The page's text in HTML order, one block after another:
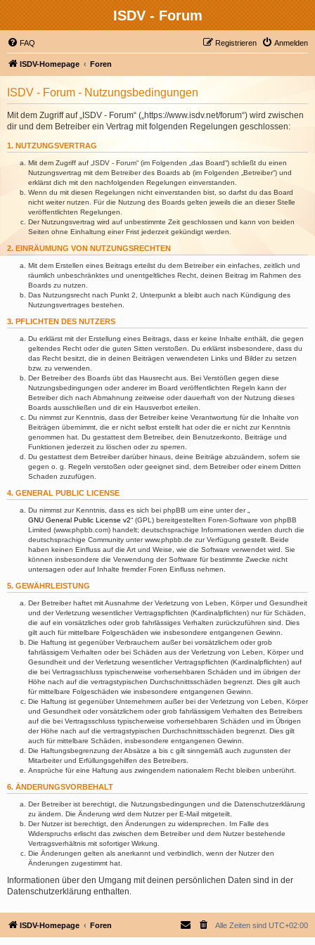
ISDV - Forum
FAQ Anmelden
Registrieren
ISDV-Homepage Foren
ISDV - Forum - Nutzungsbedingungen
Mit dem Zugriff auf „ISDV - Forum“ („https://www.isdv.net/forum“) wird zwischen
dir und dem Betreiber ein Vertrag mit folgenden Regelungen geschlossen:
1. NUTZUNGSVERTRAG
Mit dem Zugriff auf „ISDV - Forum“ (im Folgenden „das Board“) schließt du einen
Nutzungsvertrag mit dem Betreiber des Boards ab (im Folgenden „Betreiber“) und
erklärst dich mit den nachfolgenden Regelungen einverstanden.
Wenn du mit diesen Regelungen nicht einverstanden bist, so darfst du das Board
nicht weiter nutzen. Für die Nutzung des Boards gelten jeweils die an dieser Stelle
veröffentlichten Regelungen.
Der Nutzungsvertrag wird auf unbestimmte Zeit geschlossen und kann von beiden
Seiten ohne Einhaltung einer Frist jederzeit gekündigt werden.
2. EINRÄUMUNG VON NUTZUNGSRECHTEN
Mit dem Erstellen eines Beitrags erteilst du dem Betreiber ein einfaches, zeitlich und
räumlich unbeschränktes und unentgeltliches Recht, deinen Beitrag im Rahmen des
Boards zu nutzen.
Das Nutzungsrecht nach Punkt 2, Unterpunkt a bleibt auch nach Kündigung des
Nutzungsvertrages bestehen.
3. PFLICHTEN DES NUTZERS
Du erklärst mit der Erstellung eines Beitrags, dass er keine Inhalte enthält, die gegen
geltendes Recht oder die guten Sitten verstoßen. Du erklärst insbesondere, dass du
das Recht besitzt, die in deinen Beiträgen verwendeten Links und Bilder zu setzen
bzw. zu verwenden.
Der Betreiber des Boards übt das Hausrecht aus. Bei Verstößen gegen diese
Nutzungsbedingungen oder anderer im Board veröffentlichten Regeln kann der
Betreiber dich nach Abmahnung zeitweise oder dauerhaft von der Nutzung dieses
Boards ausschließen und dir ein Hausverbot erteilen.
Du nimmst zur Kenntnis, dass der Betreiber keine Verantwortung für die Inhalte von
Beiträgen übernimmt, die er nicht selbst erstellt hat oder die er nicht zur Kenntnis
genommen hat. Du gestattest dem Betreiber, dein Benutzerkonto, Beiträge und
Funktionen jederzeit zu löschen oder zu sperren.
Du gestattest dem Betreiber darüber hinaus, deine Beiträge abzuändern, sofern sie
gegen o. g. Regeln verstoßen oder geeignet sind, dem Betreiber oder einem Dritten
Schaden zuzufügen.
4. GENERAL PUBLIC LICENSE
Du nimmst zur Kenntnis, dass es sich bei phpBB um eine unter der „
GNU General Public License v2“ (GPL) bereitgestellten Foren-Software von phpBB
Limited (www.phpbb.com) handelt; deutschsprachige Informationen werden durch die
deutschsprachige Community unter www.phpbb.de zur Verfügung gestellt. Beide
haben keinen Einfluss auf die Art und Weise, wie die Software verwendet wird. Sie
können insbesondere die Verwendung der Software für bestimmte Zwecke nicht
untersagen oder auf Inhalte fremder Foren Einfluss nehmen.
5. GEWÄHRLEISTUNG
Der Betreiber haftet mit Ausnahme der Verletzung von Leben, Körper und Gesundheit
und der Verletzung wesentlicher Vertragspflichten (Kardinalpflichten) nur für Schäden,
die auf ein vorsätzliches oder grob fahrlässiges Verhalten zurückzuführen sind. Dies
gilt auch für mittelbare Folgeschäden wie insbesondere entgangenen Gewinn.
Die Haftung ist gegenüber Verbrauchern außer bei vorsätzlichem oder grob
fahrlässigem Verhalten oder bei Schäden aus der Verletzung von Leben, Körper und
Gesundheit und der Verletzung wesentlicher Vertragspflichten (Kardinalpflichten) auf
die bei Vertragsschluss typischerweise vorhersehbaren Schäden und im übrigen der
Höhe nach auf die vertragstypischen Durchschnittsschäden begrenzt. Dies gilt auch
für mittelbare Folgeschäden wie insbesondere entgangenen Gewinn.
Die Haftung ist gegenüber Unternehmern außer bei der Verletzung von Leben, Körper
und Gesundheit oder vorsätzlichem oder grob fahrlässigem Verhalten des Betreibers
auf die bei Vertragsschluss typischerweise vorhersehbaren Schäden und im Übrigen
der Höhe nach auf die vertragstypischen Durchschnittsschäden begrenzt. Dies gilt
auch für mittelbare Schäden, insbesondere entgangenen Gewinn.
Die Haftungsbegrenzung der Absätze a bis c gilt sinngemäß auch zugunsten der
Mitarbeiter und Erfüllungsgehilfen des Betreibers.
Ansprüche für eine Haftung aus zwingendem nationalem Recht bleiben unberührt.
6. ÄNDERUNGSVORBEHALT
Der Betreiber ist berechtigt, die Nutzungsbedingungen und die Datenschutzerklärung
zu ändern. Die Änderung wird dem Nutzer per E-Mail mitgeteilt.
Der Nutzer ist berechtigt, den Änderungen zu widersprechen. Im Falle des
Widerspruchs erlischt das zwischen dem Betreiber und dem Nutzer bestehende
Vertragsverhältnis mit sofortiger Wirkung.
Die Änderungen gelten als anerkannt und verbindlich, wenn der Nutzer den
Änderungen zugestimmt hat.
Informationen über den Umgang mit deinen persönlichen Daten sind in der
Datenschutzerklärung enthalten.
ISDV-Homepage Foren Alle Zeiten sind UTC+02:00